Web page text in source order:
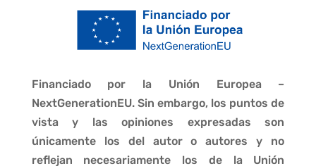
Financiado por la Unión Europea –
NextGenerationEU. Sin embargo, los puntos de
vista y las opiniones expresadas son
únicamente los del autor o autores y no
reflejan necesariamente los de la Unión